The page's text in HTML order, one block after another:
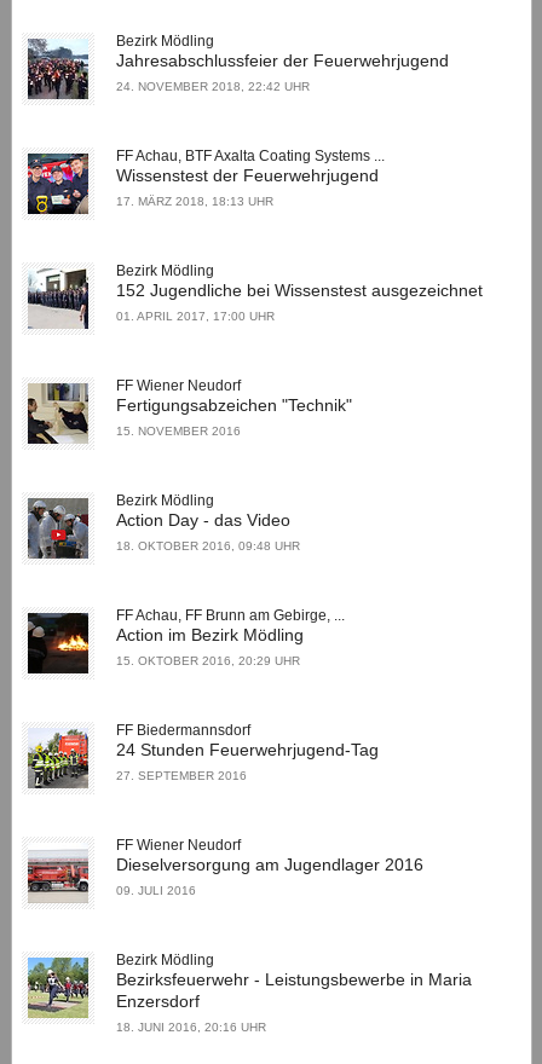
Bezirk Mödling
Jahresabschlussfeier der Feuerwehrjugend
24. NOVEMBER 2018, 22:42 UHR
FF Achau, BTF Axalta Coating Systems ...
Wissenstest der Feuerwehrjugend
17. MÄRZ 2018, 18:13 UHR
Bezirk Mödling
152 Jugendliche bei Wissenstest ausgezeichnet
01. APRIL 2017, 17:00 UHR
FF Wiener Neudorf
Fertigungsabzeichen "Technik"
15. NOVEMBER 2016
Bezirk Mödling
Action Day - das Video
18. OKTOBER 2016, 09:48 UHR
FF Achau, FF Brunn am Gebirge, ...
Action im Bezirk Mödling
15. OKTOBER 2016, 20:29 UHR
FF Biedermannsdorf
24 Stunden Feuerwehrjugend-Tag
27. SEPTEMBER 2016
FF Wiener Neudorf
Dieselversorgung am Jugendlager 2016
09. JULI 2016
Bezirk Mödling
Bezirksfeuerwehr - Leistungsbewerbe in Maria
Enzersdorf
18. JUNI 2016, 20:16 UHR